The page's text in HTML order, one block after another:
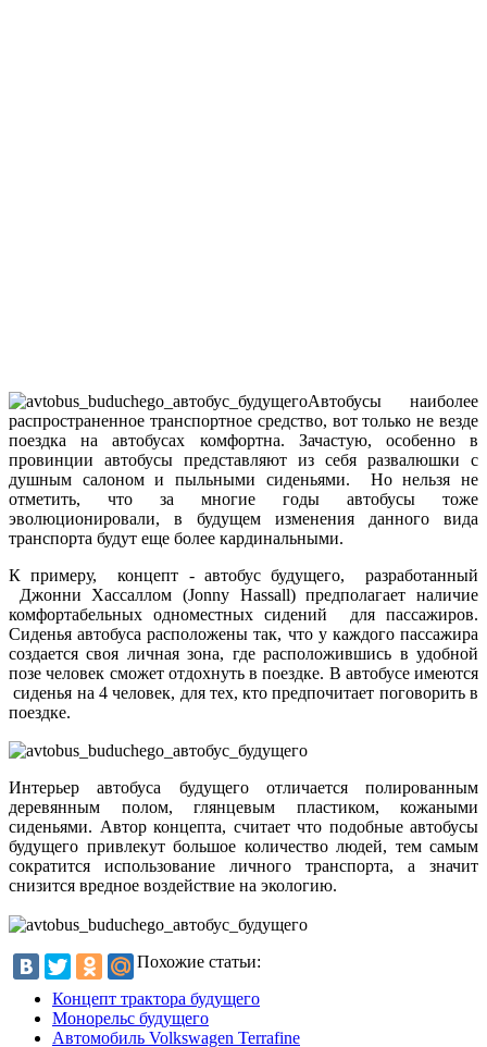
Автобусы наиболее
распространенное транспортное средство, вот только не везде
поездка на автобусах комфортна. Зачастую, особенно в
провинции автобусы представляют из себя развалюшки с
душным салоном и пыльными сиденьями. Но нельзя не
отметить, что за многие годы автобусы тоже
эволюционировали, в будущем изменения данного вида
транспорта будут еще более кардинальными.
К примеру, концепт - автобус будущего, разработанный
Джонни Хассаллом (Jonny Hassall) предполагает наличие
комфортабельных одноместных сидений для пассажиров.
Сиденья автобуса расположены так, что у каждого пассажира
создается своя личная зона, где расположившись в удобной
позе человек сможет отдохнуть в поездке. В автобусе имеются
сиденья на 4 человек, для тех, кто предпочитает поговорить в
поездке.
Интерьер автобуса будущего отличается полированным
деревянным полом, глянцевым пластиком, кожаными
сиденьями. Автор концепта, считает что подобные автобусы
будущего привлекут большое количество людей, тем самым
сократится использование личного транспорта, а значит
снизится вредное воздействие на экологию.
Похожие статьи:
Концепт трактора будущего
Монорельс будущего
Автомобиль Volkswagen Terrafine